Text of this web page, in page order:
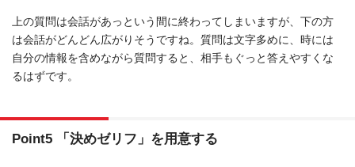
上の質問は会話があっという間に終わってしまいますが、下の方
は会話がどんどん広がりそうですね。質問は文字多めに、時には
自分の情報を含めながら質問すると、相手もぐっと答えやすくな
るはずです。
Point5 「決めゼリフ」を用意する